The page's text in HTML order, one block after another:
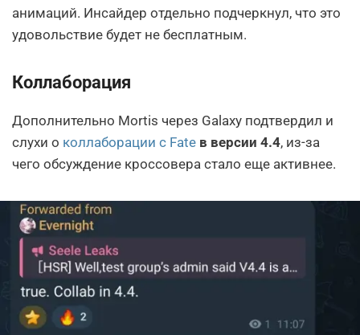
анимаций. Инсайдер отдельно подчеркнул, что это
удовольствие будет не бесплатным.
Коллаборация
Дополнительно Mortis через Galaxy подтвердил и
слухи о коллаборации с Fate в версии 4.4, из-за
чего обсуждение кроссовера стало еще активнее.